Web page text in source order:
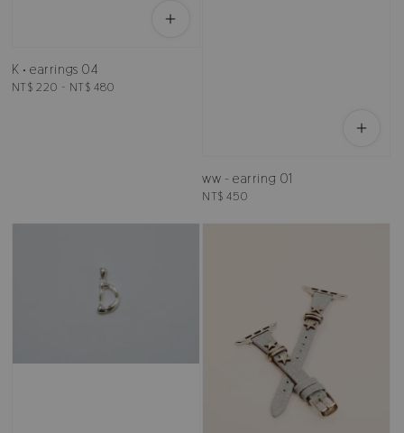
K • earrings 04
Regular
NT$ 220 - NT$ 480
ww - earring 01
Regular
NT$ 450